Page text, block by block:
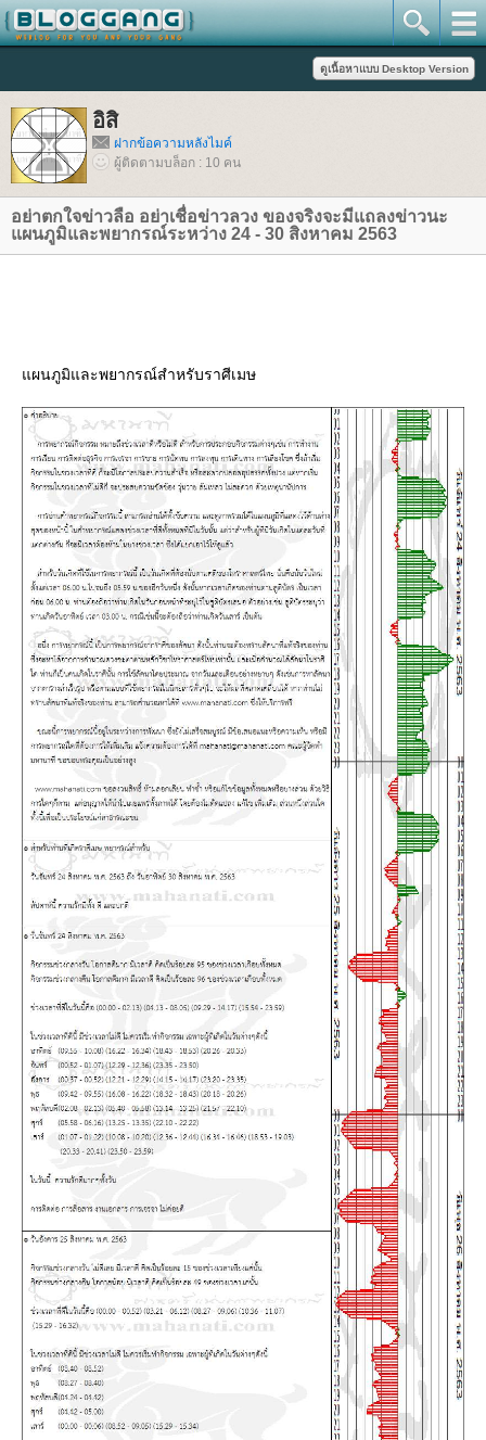
อิสิ
ฝากข้อความหลังไมค์
ผู้ติดตามบล็อก : 10 คน
อย่าตกใจข่าวลือ อย่าเชื่อข่าวลวง ของจริงจะมีแถลงข่าวนะ
ผนภูมิและพยากรณ์ระหว่าง 24 - 30 สิงหาคม 2563
ผนภูมิและพยากรณ์สำหรับราศีเมษ